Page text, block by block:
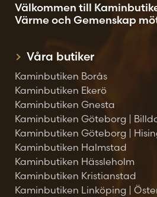
Välkommen till
Värme och Gemenskap
Våra butiker
Kaminbutiken Borås
Kaminbutiken Ekerö
Kaminbutiken Gnesta
Kaminbutiken Göteborg |
Kaminbutiken Göteborg |
Kaminbutiken Halmstad
Kaminbutiken Hässleholm
Kaminbutiken Kristianstad
Kaminbutiken Linköping |